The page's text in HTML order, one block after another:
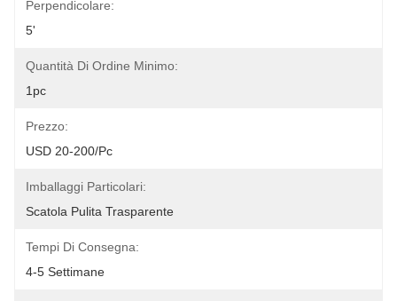
Perpendicolare:
5'
Quantità Di Ordine Minimo:
1pc
Prezzo:
USD 20-200/pc
Imballaggi Particolari:
Scatola Pulita Trasparente
Tempi Di Consegna:
4-5 Settimane